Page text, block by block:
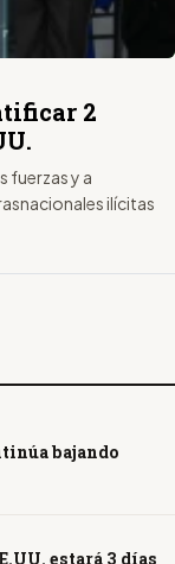
2
fuerzas y a
ilícitas
bajando
estará 3 días